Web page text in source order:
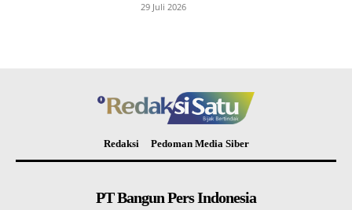
29 Juli 2026
Redaksi Pedoman Media Siber
PT Bangun Pers Indonesia